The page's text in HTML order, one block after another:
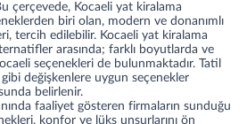
çerçevede, Kocaeli yat kiralama
biri olan, modern ve donanımlı
tercih edilebilir. Kocaeli yat kiralama
arasında; farklı boyutlarda ve
seçenekleri de bulunmaktadır. Tatil
değişkenlere uygun seçenekler
belirlenir.
faaliyet gösteren firmaların sunduğu
konfor ve lüks unsurlarını ön